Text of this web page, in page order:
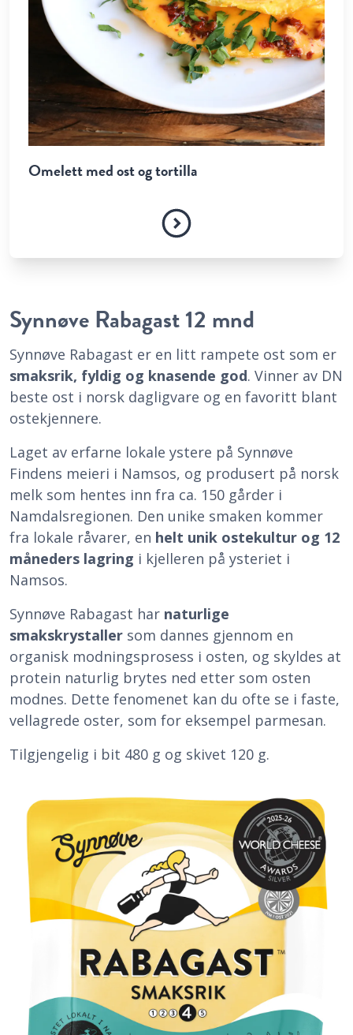
Omelett med ost og tortilla
Synnøve Rabagast 12 mnd
Synnøve Rabagast er en litt rampete ost som er
smaksrik, fyldig og knasende god. Vinner av DN
beste ost i norsk dagligvare og en favoritt blant
ostekjennere.
Laget av erfarne lokale ystere på Synnøve
Findens meieri i Namsos, og produsert på norsk
melk som hentes inn fra ca. 150 gårder i
Namdalsregionen. Den unike smaken kommer
fra lokale råvarer, en helt unik ostekultur og 12
måneders lagring i kjelleren på ysteriet i
Namsos.
Synnøve Rabagast har naturlige
smakskrystaller som dannes gjennom en
organisk modningsprosess i osten, og skyldes at
protein naturlig brytes ned etter som osten
modnes. Dette fenomenet kan du ofte se i faste,
vellagrede oster, som for eksempel parmesan.
Tilgjengelig i bit 480 g og skivet 120 g.